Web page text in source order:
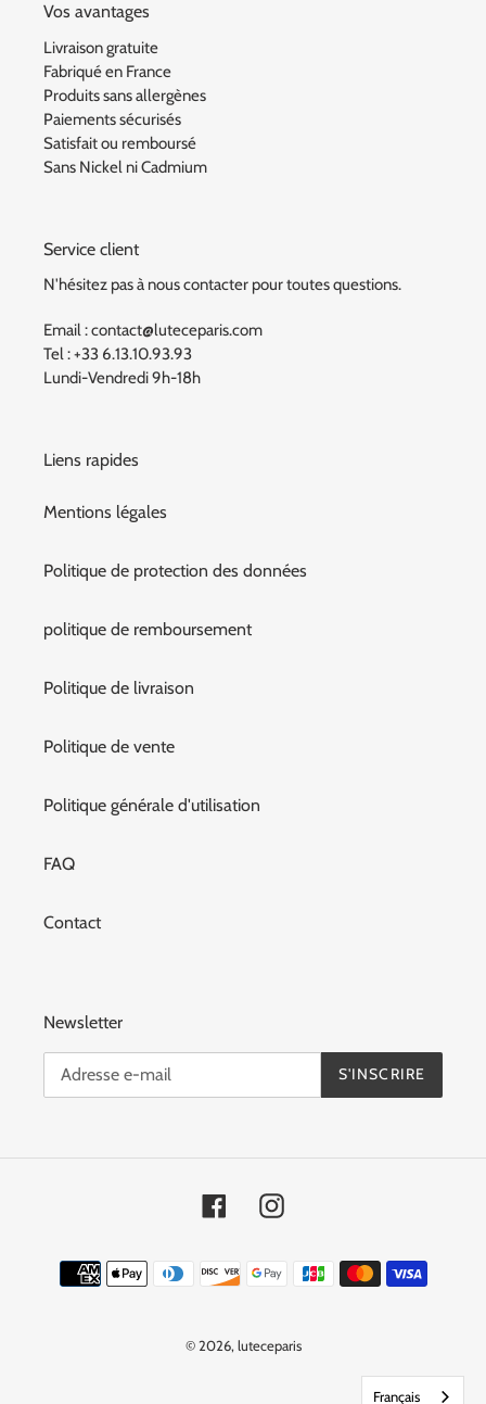
Vos avantages
Livraison gratuite
Fabriqué en France
Produits sans allergènes
Paiements sécurisés
Satisfait ou remboursé
Sans Nickel ni Cadmium
Service client
N'hésitez pas à nous contacter pour toutes questions.
Email : contact@luteceparis.com
Tel : +33 6.13.10.93.93
Lundi-Vendredi 9h-18h
Liens rapides
Mentions légales
Politique de protection des données
politique de remboursement
Politique de livraison
Politique de vente
Politique générale d'utilisation
FAQ
Contact
Newsletter
S'INSCRIRE
FacebookInstagram
Moyens
de
© 2026, luteceparis
Français